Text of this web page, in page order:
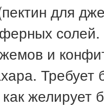
для
и
Требует
желирует